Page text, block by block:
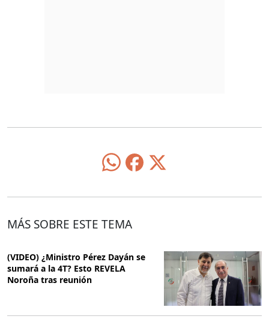
MÁS SOBRE ESTE TEMA
(VIDEO) ¿Ministro Pérez Dayán se
sumará a la 4T? Esto REVELA
Noroña tras reunión